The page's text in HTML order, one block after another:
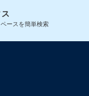
ースを簡単検索